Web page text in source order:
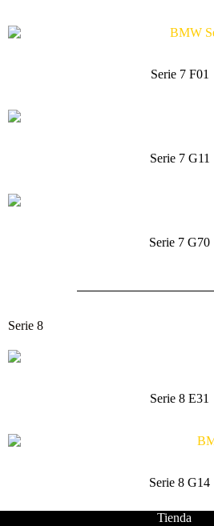
Serie 7 F01
Serie 7 G11
Serie 7 G70
Serie 8
Serie 8 E31
Serie 8 G14
Tienda